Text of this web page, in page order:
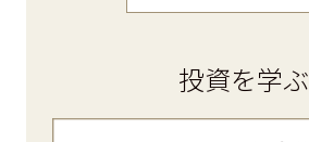
投資を学ぶ